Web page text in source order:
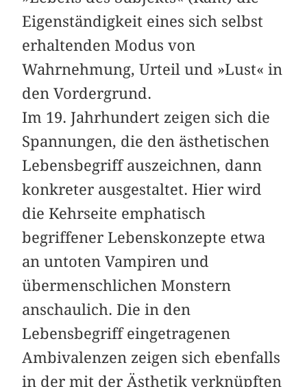
Eigenständigkeit eines sich selbst
erhaltenden Modus von
Wahrnehmung, Urteil und »Lust« in
den Vordergrund.
Im 19. Jahrhundert zeigen sich die
Spannungen, die den ästhetischen
Lebensbegriff auszeichnen, dann
konkreter ausgestaltet. Hier wird
die Kehrseite emphatisch
begriffener Lebenskonzepte etwa
an untoten Vampiren und
übermenschlichen Monstern
anschaulich. Die in den
Lebensbegriff eingetragenen
Ambivalenzen zeigen sich ebenfalls
in der mit der Ästhetik verknüpften